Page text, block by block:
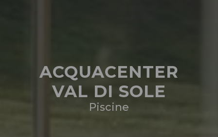
ACQUACENTER
VAL DI SOLE
Piscine